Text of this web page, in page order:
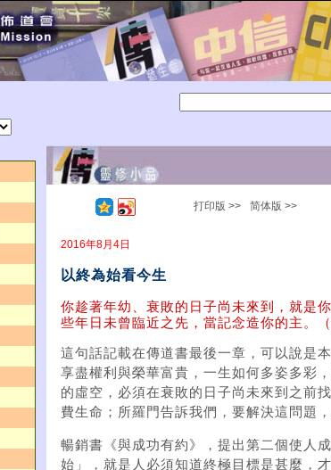
打印版 >>
简体版 >>
2016年8月4日
以終為始看今生
你趁著年幼、衰敗的日子尚未來到，就是
些年日未曾臨近之先，當記念造你的主。（
這句話記載在傳道書最後一章，可以說是
享盡權利與榮華富貴，一生如何多姿多彩
的虛空，必須在衰敗的日子尚未來到之前
費生命；所羅門告訴我們，要解決這問題
暢銷書《與成功有約》，提出第二個使人
始」，就是人必須知道終極目標是甚麼，